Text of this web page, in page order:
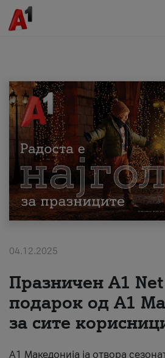
МК EN SQ
Приватни Деловни
Поддршка
Надополни кредит
За нас
#ПодобарОнлајн
04.12.2025
Празничен A1
подарок од А1
за сите
А1 Македонија ја отвора